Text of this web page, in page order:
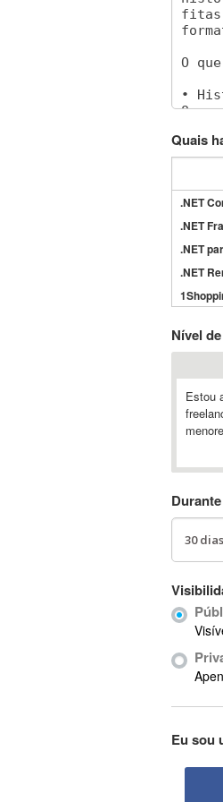
Quais
.NET
.NET
.NET
.NET
3GSM
4D
802.11
A&P
A-GPS
Ab Initio
ABIS
Ableton
Nível
Estou
Eu sou